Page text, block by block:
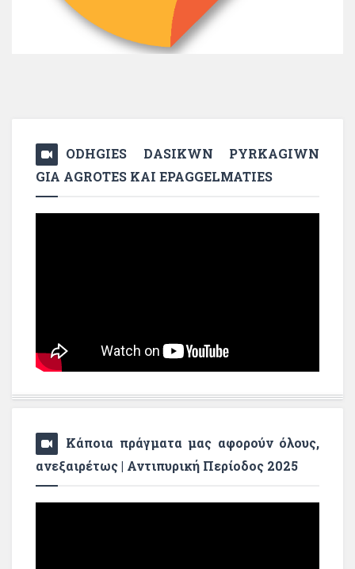
ODHGIES DASIKWN PYRKAGIWN
GIA AGROTES KAI EPAGGELMATIES
Κάποια πράγματα μας αφορούν όλους,
ανεξαιρέτως | Αντιπυρική Περίοδος 2025